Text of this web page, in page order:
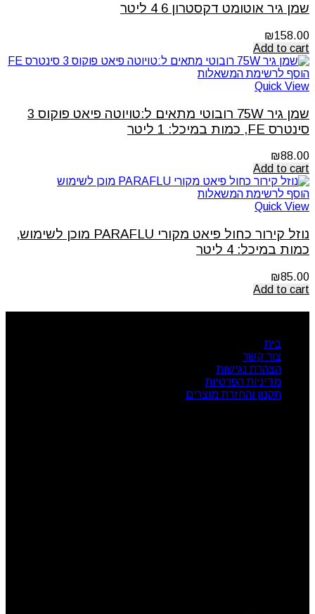
שמן גיר אוטומט דקסטרון 6 4 ליטר
₪158.00
Add to cart
הוסף לרשימת המשאלות
Quick View
שמן גיר 75W רובוטי מתאים ל:טויוטה פיאט פוקוס 3
סינטרס FE, כמות במיכל: 1 ליטר
₪88.00
Add to cart
הוסף לרשימת המשאלות
Quick View
נוזל קירור כחול פיאט מקורי PARAFLU מוכן לשימוש,
כמות במיכל: 4 ליטר
₪85.00
Add to cart
בית
צור קשר
הצהרת נגישות
מדיניות הפרטיות
תקנון והחזרת מוצרים